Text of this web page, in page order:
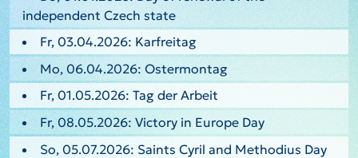
independent Czech state
Fr, 03.04.2026: Karfreitag
Mo, 06.04.2026: Ostermontag
Fr, 01.05.2026: Tag der Arbeit
Fr, 08.05.2026: Victory in Europe Day
So, 05.07.2026: Saints Cyril and Methodius Day